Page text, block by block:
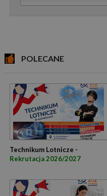
POLECANE
Technikum Lotnicze -
Rekrutacja 2026/2027